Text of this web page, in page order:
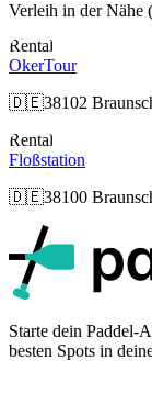
Verleih in der Nähe
Rental
OkerTour
🇩🇪38102
Rental
Floßstation
🇩🇪38100
Starte dein Paddel-
besten Spots in